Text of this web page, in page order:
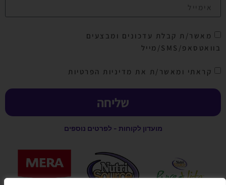
מאשר/ת קבלת עדכונים ומבצעים
בוואטסאפ/SMS/מייל
קראתי ומאשר/ת את מדיניות הפרטיות
שליחה
מועדון לקוחות - לפרטים נוספים